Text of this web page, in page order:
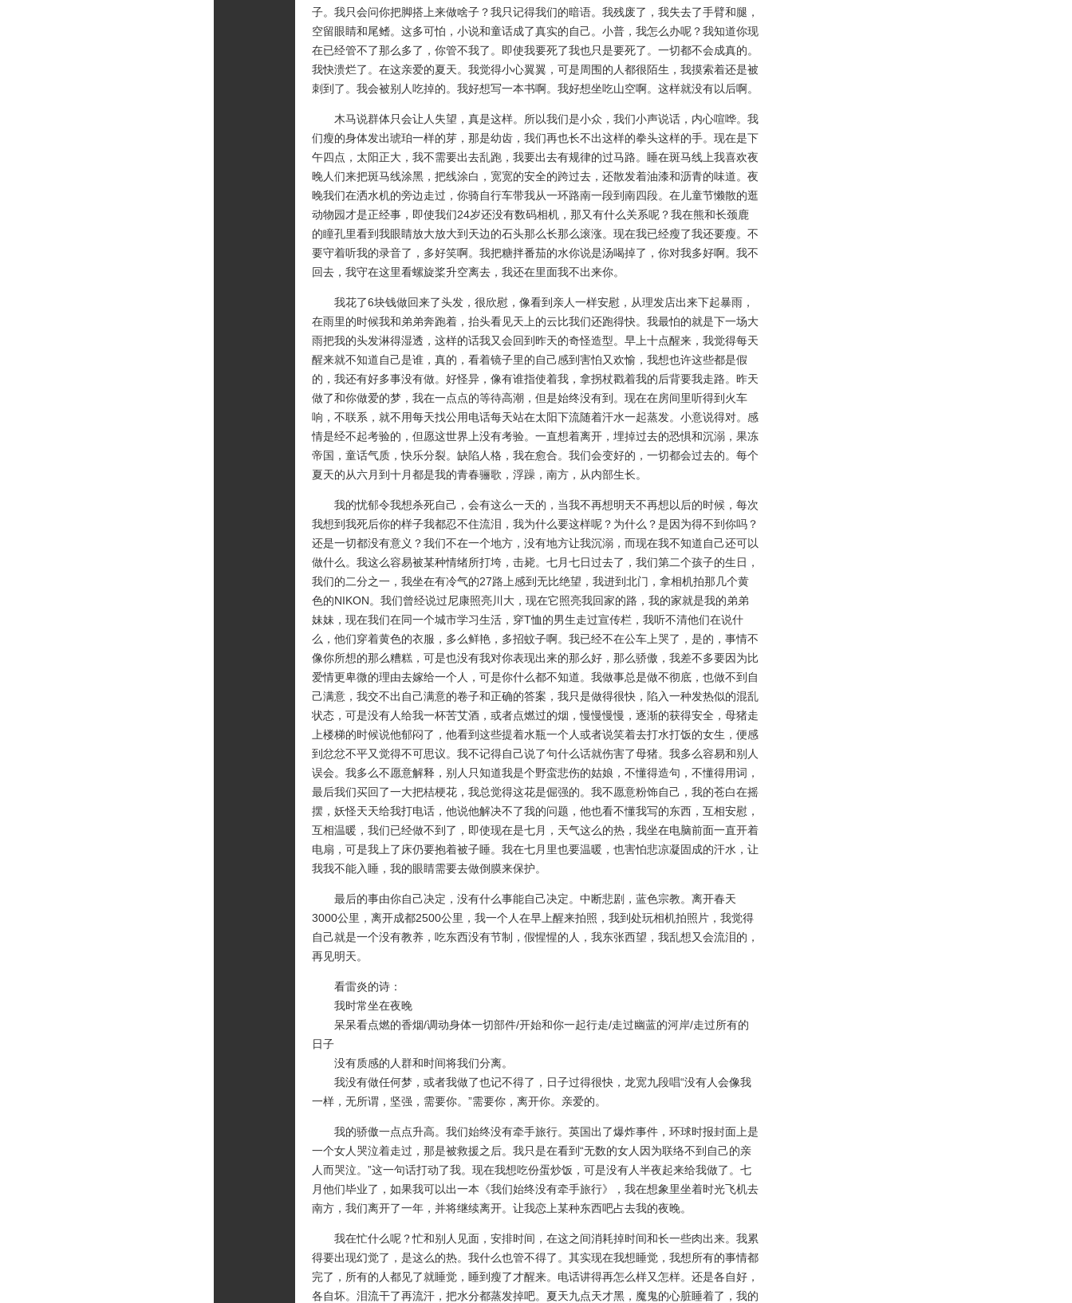
子。我只会问你把脚搭上来做啥子？我只记得我们的暗语。我残废了，我失去了手臂和腿，
空留眼睛和尾鳍。这多可怕，小说和童话成了真实的自己。小普，我怎么办呢？我知道你现
在已经管不了那么多了，你管不我了。即使我要死了我也只是要死了。一切都不会成真的。
我快溃烂了。在这亲爱的夏天。我觉得小心翼翼，可是周围的人都很陌生，我摸索着还是被
刺到了。我会被别人吃掉的。我好想写一本书啊。我好想坐吃山空啊。这样就没有以后啊。
木马说群体只会让人失望，真是这样。所以我们是小众，我们小声说话，内心喧哗。我
们瘦的身体发出琥珀一样的芽，那是幼齿，我们再也长不出这样的拳头这样的手。现在是下
午四点，太阳正大，我不需要出去乱跑，我要出去有规律的过马路。睡在斑马线上我喜欢夜
晚人们来把斑马线涂黑，把线涂白，宽宽的安全的跨过去，还散发着油漆和沥青的味道。夜
晚我们在洒水机的旁边走过，你骑自行车带我从一环路南一段到南四段。在儿童节懒散的逛
动物园才是正经事，即使我们24岁还没有数码相机，那又有什么关系呢？我在熊和长颈鹿
的瞳孔里看到我眼睛放大放大到天边的石头那么长那么滚涨。现在我已经瘦了我还要瘦。不
要守着听我的录音了，多好笑啊。我把糖拌番茄的水你说是汤喝掉了，你对我多好啊。我不
回去，我守在这里看螺旋桨升空离去，我还在里面我不出来你。
我花了6块钱做回来了头发，很欣慰，像看到亲人一样安慰，从理发店出来下起暴雨，
在雨里的时候我和弟弟奔跑着，抬头看见天上的云比我们还跑得快。我最怕的就是下一场大
雨把我的头发淋得湿透，这样的话我又会回到昨天的奇怪造型。早上十点醒来，我觉得每天
醒来就不知道自己是谁，真的，看着镜子里的自己感到害怕又欢愉，我想也许这些都是假
的，我还有好多事没有做。好怪异，像有谁指使着我，拿拐杖戳着我的后背要我走路。昨天
做了和你做爱的梦，我在一点点的等待高潮，但是始终没有到。现在在房间里听得到火车
响，不联系，就不用每天找公用电话每天站在太阳下流随着汗水一起蒸发。小意说得对。感
情是经不起考验的，但愿这世界上没有考验。一直想着离开，埋掉过去的恐惧和沉溺，果冻
帝国，童话气质，快乐分裂。缺陷人格，我在愈合。我们会变好的，一切都会过去的。每个
夏天的从六月到十月都是我的青春骊歌，浮躁，南方，从内部生长。
我的忧郁令我想杀死自己，会有这么一天的，当我不再想明天不再想以后的时候，每次
我想到我死后你的样子我都忍不住流泪，我为什么要这样呢？为什么？是因为得不到你吗？
还是一切都没有意义？我们不在一个地方，没有地方让我沉溺，而现在我不知道自己还可以
做什么。我这么容易被某种情绪所打垮，击毙。七月七日过去了，我们第二个孩子的生日，
我们的二分之一，我坐在有冷气的27路上感到无比绝望，我进到北门，拿相机拍那几个黄
色的NIKON。我们曾经说过尼康照亮川大，现在它照亮我回家的路，我的家就是我的弟弟
妹妹，现在我们在同一个城市学习生活，穿T恤的男生走过宣传栏，我听不清他们在说什
么，他们穿着黄色的衣服，多么鲜艳，多招蚊子啊。我已经不在公车上哭了，是的，事情不
像你所想的那么糟糕，可是也没有我对你表现出来的那么好，那么骄傲，我差不多要因为比
爱情更卑微的理由去嫁给一个人，可是你什么都不知道。我做事总是做不彻底，也做不到自
己满意，我交不出自己满意的卷子和正确的答案，我只是做得很快，陷入一种发热似的混乱
状态，可是没有人给我一杯苦艾酒，或者点燃过的烟，慢慢慢慢，逐渐的获得安全，母猪走
上楼梯的时候说他郁闷了，他看到这些提着水瓶一个人或者说笑着去打水打饭的女生，便感
到忿忿不平又觉得不可思议。我不记得自己说了句什么话就伤害了母猪。我多么容易和别人
误会。我多么不愿意解释，别人只知道我是个野蛮悲伤的姑娘，不懂得造句，不懂得用词，
最后我们买回了一大把桔梗花，我总觉得这花是倔强的。我不愿意粉饰自己，我的苍白在摇
摆，妖怪天天给我打电话，他说他解决不了我的问题，他也看不懂我写的东西，互相安慰，
互相温暖，我们已经做不到了，即使现在是七月，天气这么的热，我坐在电脑前面一直开着
电扇，可是我上了床仍要抱着被子睡。我在七月里也要温暖，也害怕悲凉凝固成的汗水，让
我我不能入睡，我的眼睛需要去做倒膜来保护。
最后的事由你自己决定，没有什么事能自己决定。中断悲剧，蓝色宗教。离开春天
3000公里，离开成都2500公里，我一个人在早上醒来拍照，我到处玩相机拍照片，我觉得
自己就是一个没有教养，吃东西没有节制，假惺惺的人，我东张西望，我乱想又会流泪的，
再见明天。
看雷炎的诗：
我时常坐在夜晚
呆呆看点燃的香烟/调动身体一切部件/开始和你一起行走/走过幽蓝的河岸/走过所有的
日子
没有质感的人群和时间将我们分离。
我没有做任何梦，或者我做了也记不得了，日子过得很快，龙宽九段唱“没有人会像我
一样，无所谓，坚强，需要你。”需要你，离开你。亲爱的。
我的骄傲一点点升高。我们始终没有牵手旅行。英国出了爆炸事件，环球时报封面上是
一个女人哭泣着走过，那是被救援之后。我只是在看到“无数的女人因为联络不到自己的亲
人而哭泣。”这一句话打动了我。现在我想吃份蛋炒饭，可是没有人半夜起来给我做了。七
月他们毕业了，如果我可以出一本《我们始终没有牵手旅行》，我在想象里坐着时光飞机去
南方，我们离开了一年，并将继续离开。让我恋上某种东西吧占去我的夜晚。
我在忙什么呢？忙和别人见面，安排时间，在这之间消耗掉时间和长一些肉出来。我累
得要出现幻觉了，是这么的热。我什么也管不得了。其实现在我想睡觉，我想所有的事情都
完了，所有的人都见了就睡觉，睡到瘦了才醒来。电话讲得再怎么样又怎样。还是各自好，
各自坏。泪流干了再流汗，把水分都蒸发掉吧。夏天九点天才黑，魔鬼的心脏睡着了，我的